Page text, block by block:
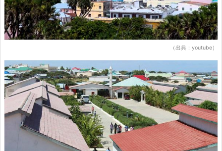
（出典：youtube）